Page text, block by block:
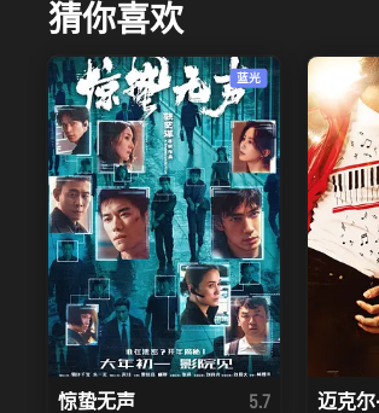
猜你喜欢
蓝光
惊蛰无声 5.7 迈克尔